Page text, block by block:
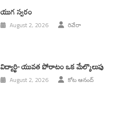
యుగ స్వ‌రం
August 2, 2026 రివేరా
విద్యార్థి- యువత పోరాటం ఒక మేల్కొలుపు
August 2, 2026 కోట ఆనంద్